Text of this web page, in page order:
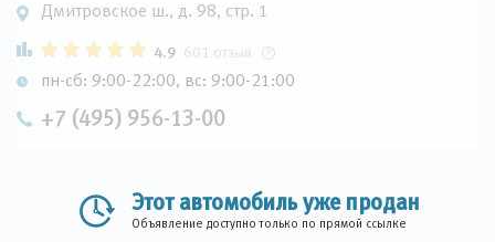
Дмитровское ш., д. 98, стр. 1
4.9 601 отзыв
пн-сб: 9:00-22:00, вс: 9:00-21:00
+7 (495) 956-13-00
Этот автомобиль уже продан
Объявление доступно только по прямой ссылке